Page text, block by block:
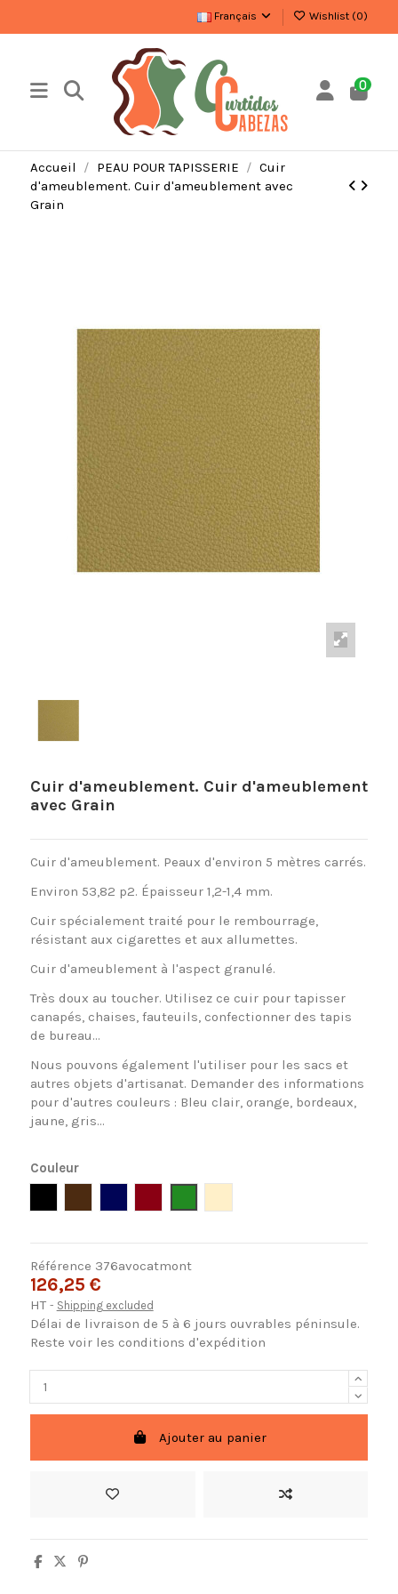
Français Wishlist (0)
0
Accueil PEAU POUR TAPISSERIE
Cuir
d'ameublement. Cuir d'ameublement avec
Grain
Cuir d'ameublement. Cuir d'ameublement
avec Grain
Cuir d'ameublement. Peaux d'environ 5 mètres carrés.
Environ 53,82 p2. Épaisseur 1,2-1,4 mm.
Cuir spécialement traité pour le rembourrage,
résistant aux cigarettes et aux allumettes.
Cuir d'ameublement à l'aspect granulé.
Très doux au toucher. Utilisez ce cuir pour tapisser
canapés, chaises, fauteuils, confectionner des tapis
de bureau...
Nous pouvons également l'utiliser pour les sacs et
autres objets d'artisanat. Demander des informations
pour d'autres couleurs : Bleu clair, orange, bordeaux,
jaune, gris...
Couleur
Référence 376avocatmont
126,25 €
HT Shipping excluded
Délai de livraison de 5 à 6 jours ouvrables péninsule.
Reste voir les conditions d'expédition
Ajouter au panier